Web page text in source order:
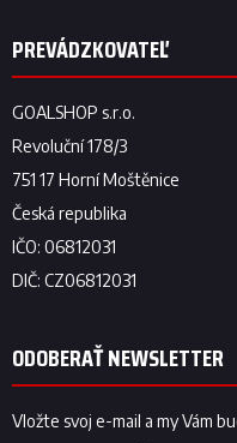
ODOBERAŤ NEWSLETTER
Vložte svoj e-mail a my Vám